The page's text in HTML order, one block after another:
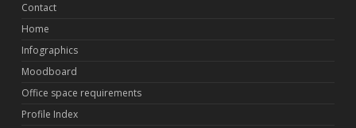
Contact
Home
Infographics
Moodboard
Office space requirements
Profile Index